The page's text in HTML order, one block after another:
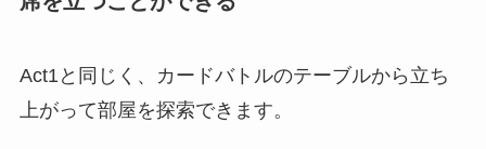
Act1と同じく、カードバトルのテーブルから立ち
上がって部屋を探索できます。